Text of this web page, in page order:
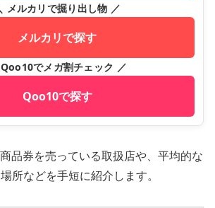
メルカリで掘り出し物 ／
メルカリで探す
でメガ割チェック ／
Qoo10で探す
品券を売っている取扱店や、平均的な
所などを手短に紹介します。